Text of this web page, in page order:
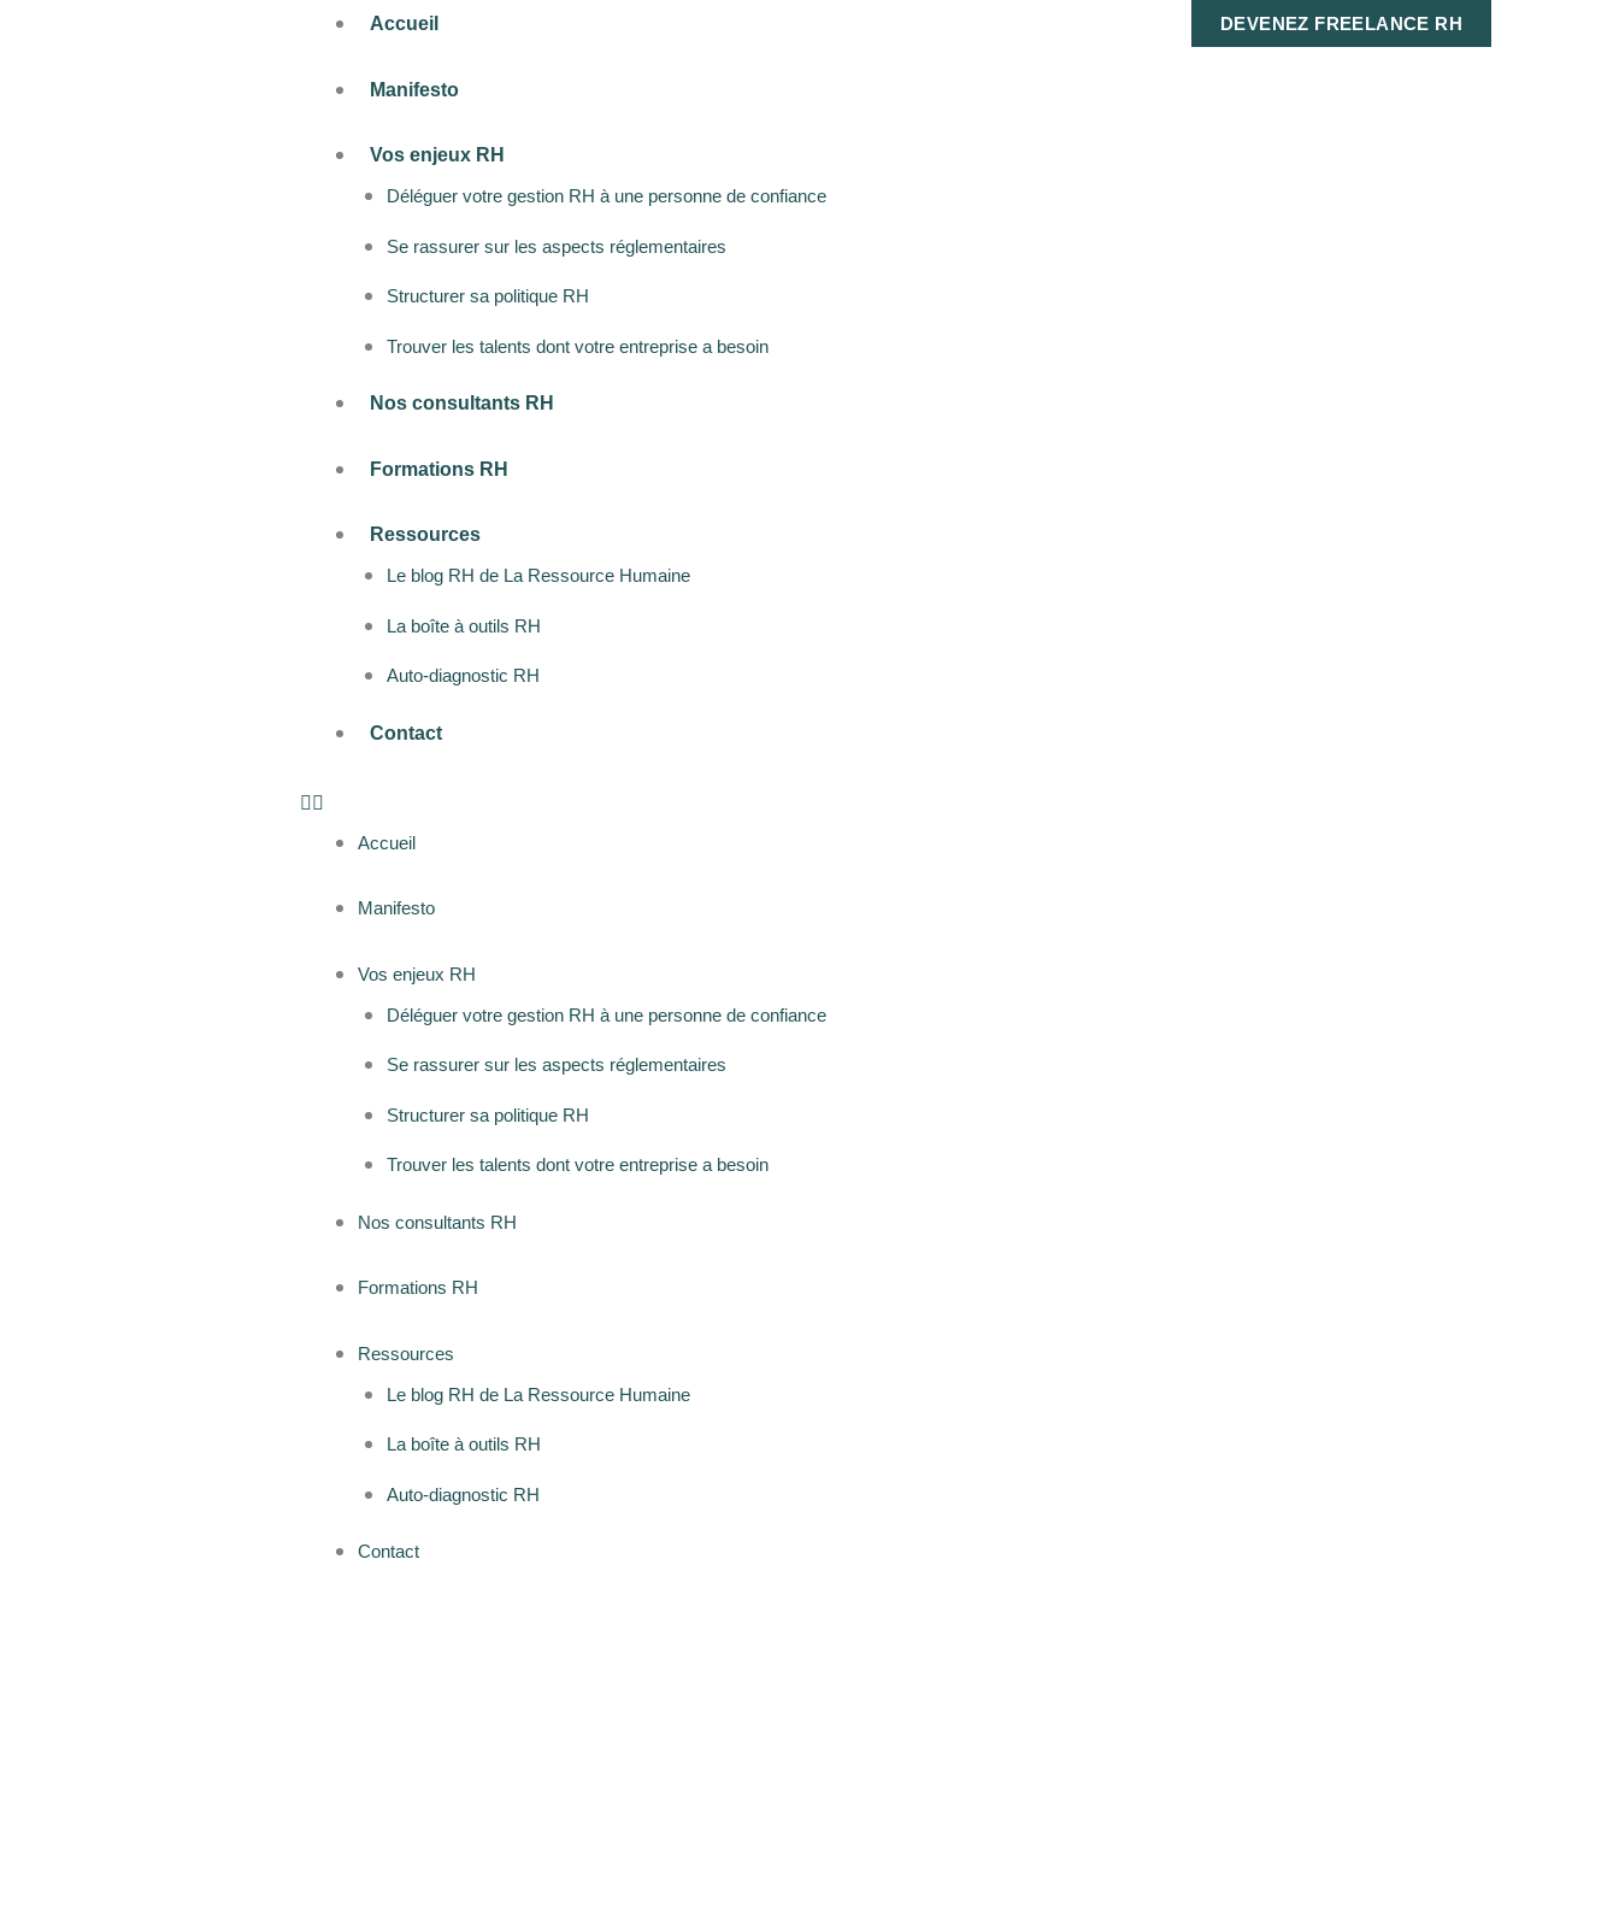
Accueil
Manifesto
Vos enjeux RH
Déléguer votre gestion RH à une personne de confiance
Se rassurer sur les aspects réglementaires
Structurer sa politique RH
Trouver les talents dont votre entreprise a besoin
Nos consultants RH
Formations RH
Ressources
Le blog RH de La Ressource Humaine
La boîte à outils RH
Auto-diagnostic RH
Contact
Accueil
Manifesto
Vos enjeux RH
Déléguer votre gestion RH à une personne de confiance
Se rassurer sur les aspects réglementaires
Structurer sa politique RH
Trouver les talents dont votre entreprise a besoin
Nos consultants RH
Formations RH
Ressources
Le blog RH de La Ressource Humaine
La boîte à outils RH
Auto-diagnostic RH
Contact
DEVENEZ FREELANCE RH